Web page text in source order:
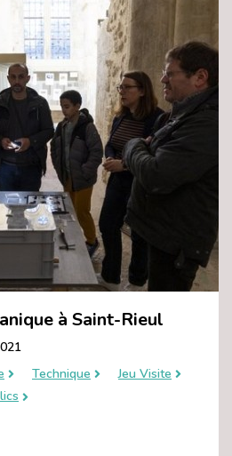
à Saint-Rieul
Technique
Jeu Visite